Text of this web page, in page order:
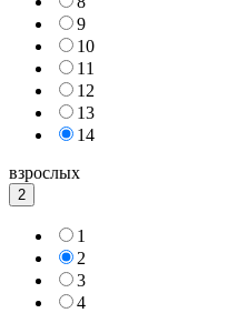
9
10
11
12
13
14
взрослых
2
1
2
3
4